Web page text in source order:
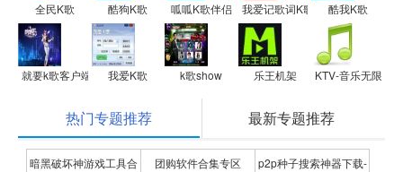
全民K歌 酷狗K歌 呱呱K歌伴侣 我爱记歌词K歌宝(随身唱)
酷我K歌
就要k歌客户端官方下载 网页版
我爱K歌 k歌show 乐王机架 KTV-音乐无限网
热门专题推荐 最新专题推荐
暗黑破坏神游戏工具合
团购软件合集专区
p2p种子搜索神器下载-